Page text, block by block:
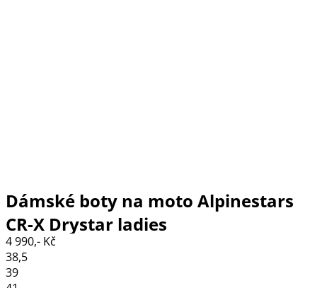
Dámské boty na moto Alpinestars
CR-X Drystar ladies
black/grey/plum/teal
4 990,- Kč
38,5
39